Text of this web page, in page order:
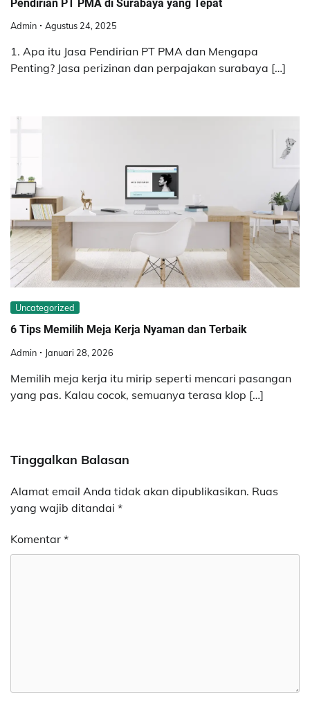
Pendirian PT PMA di Surabaya yang Tepat
Admin Agustus 24, 2025
1. Apa itu Jasa Pendirian PT PMA dan Mengapa
Penting? Jasa perizinan dan perpajakan surabaya […]
Uncategorized
6 Tips Memilih Meja Kerja Nyaman dan Terbaik
Admin Januari 28, 2026
Memilih meja kerja itu mirip seperti mencari pasangan
yang pas. Kalau cocok, semuanya terasa klop […]
Tinggalkan Balasan
Alamat email Anda tidak akan dipublikasikan. Ruas
yang wajib ditandai *
Komentar *